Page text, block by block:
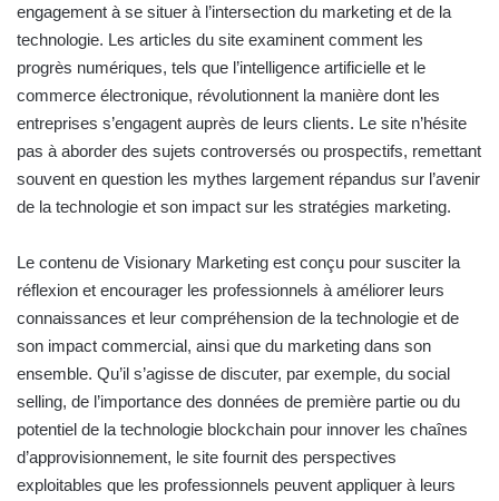
engagement à se situer à l’intersection du marketing et de la
technologie. Les articles du site examinent comment les
progrès numériques, tels que l’intelligence artificielle et le
commerce électronique, révolutionnent la manière dont les
entreprises s’engagent auprès de leurs clients. Le site n’hésite
pas à aborder des sujets controversés ou prospectifs, remettant
souvent en question les mythes largement répandus sur l’avenir
de la technologie et son impact sur les stratégies marketing.
Le contenu de Visionary Marketing est conçu pour susciter la
réflexion et encourager les professionnels à améliorer leurs
connaissances et leur compréhension de la technologie et de
son impact commercial, ainsi que du marketing dans son
ensemble. Qu’il s’agisse de discuter, par exemple, du social
selling, de l’importance des données de première partie ou du
potentiel de la technologie blockchain pour innover les chaînes
d’approvisionnement, le site fournit des perspectives
exploitables que les professionnels peuvent appliquer à leurs